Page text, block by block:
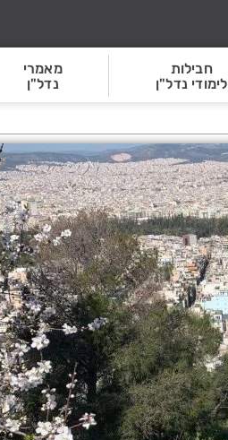
חבילות
לימודי נדל"ן
מאמרי
נדל"ן